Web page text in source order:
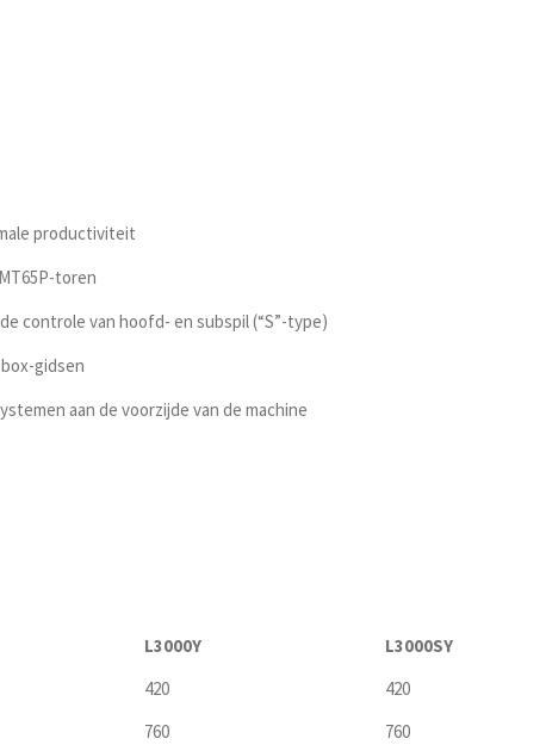
productiviteit
toren
controle van hoofd- en subspil (“S”-type)
gidsen
aan de voorzijde van de machine
L3000Y L3000SY
420 420
760 760